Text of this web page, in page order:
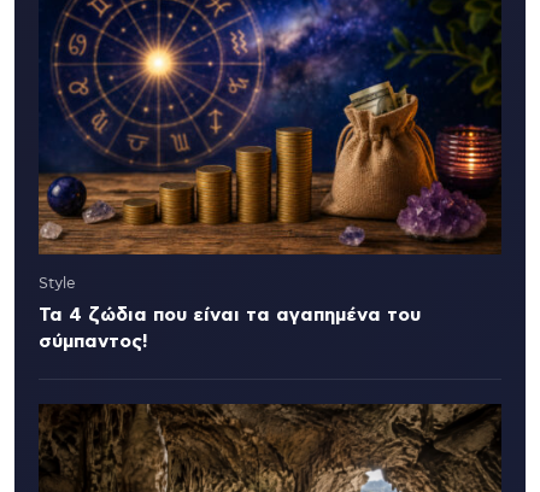
Style
Τα 4 ζώδια που είναι τα αγαπημένα του
σύμπαντος!